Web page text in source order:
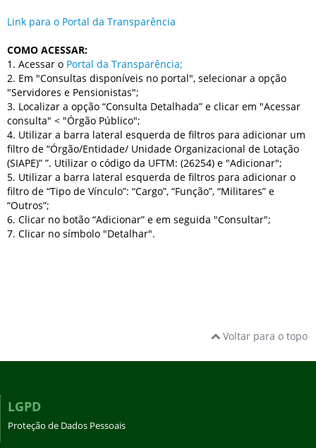
Link para o Portal da Transparência
COMO ACESSAR:
1. Acessar o Portal da Transparência;
2. Em "Consultas disponíveis no portal", selecionar a opção
"Servidores e Pensionistas";
3. Localizar a opção “Consulta Detalhada” e clicar em "Acessar
consulta" < "Órgão Público";
4. Utilizar a barra lateral esquerda de filtros para adicionar um
filtro de “Órgão/Entidade/ Unidade Organizacional de Lotação
(SIAPE)” ”. Utilizar o código da UFTM: (26254) e "Adicionar";
5. Utilizar a barra lateral esquerda de filtros para adicionar o
filtro de “Tipo de Vínculo”: “Cargo”, “Função”, “Militares” e
“Outros”;
6. Clicar no botão “Adicionar” e em seguida "Consultar";
7. Clicar no símbolo "Detalhar".
Voltar para o topo
LGPD
Proteção de Dados Pessoais